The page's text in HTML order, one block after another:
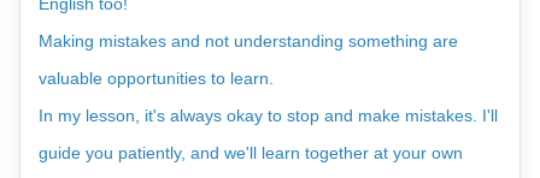
Making mistakes and not understanding something are
valuable opportunities to learn.
In my lesson, it's always okay to stop and make mistakes. I'll
guide you patiently, and we'll learn together at your own